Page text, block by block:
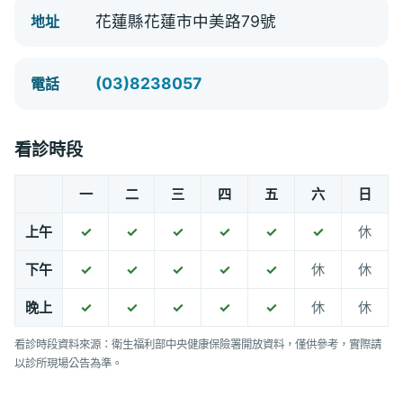
地址 花蓮縣花蓮市中美路79號
電話 (03)8238057
看診時段
一 二 三 四 五 六 日
上午 ✓ ✓ ✓ ✓ ✓ ✓ 休
下午 ✓ ✓ ✓ ✓ ✓ 休 休
晚上 ✓ ✓ ✓ ✓ ✓ 休 休
看診時段資料來源：衛生福利部中央健康保險署開放資料，僅供參考，實際請
以診所現場公告為準。